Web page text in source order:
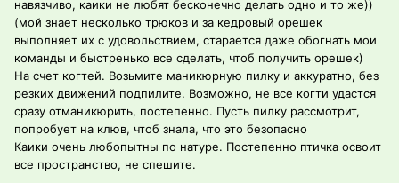
навязчиво, каики не любят бесконечно делать одно и то же))
(мой знает несколько трюков и за кедровый орешек
выполняет их с удовольствием, старается даже обогнать мои
команды и быстренько все сделать, чтоб получить орешек)
На счет когтей. Возьмите маникюрную пилку и аккуратно, без
резких движений подпилите. Возможно, не все когти удастся
сразу отманикюрить, постепенно. Пусть пилку рассмотрит,
попробует на клюв, чтоб знала, что это безопасно
Каики очень любопытны по натуре. Постепенно птичка освоит
все пространство, не спешите.